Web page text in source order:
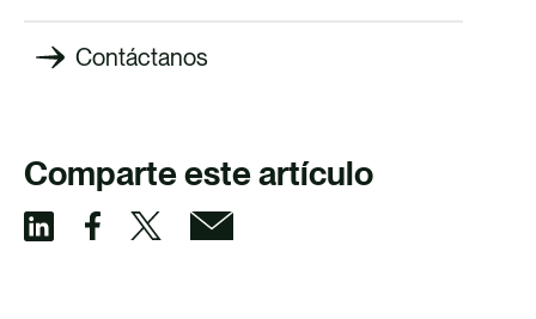
Contáctanos
Comparte este artículo